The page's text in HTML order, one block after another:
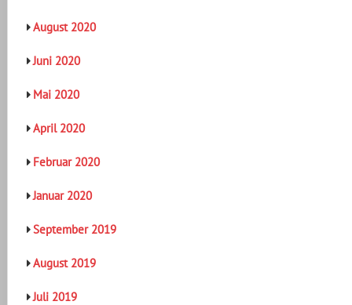
August 2020
Juni 2020
Mai 2020
April 2020
Februar 2020
Januar 2020
September 2019
August 2019
Juli 2019